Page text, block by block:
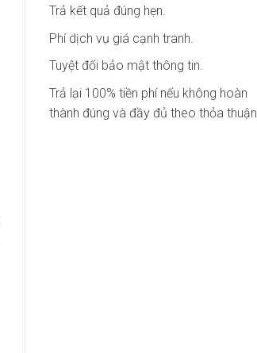
Trả kết quả đúng hẹn.
Phí dịch vụ giá cạnh tranh.
Tuyệt đối bảo mật thông tin.
Trả lại 100% tiền phí nếu không hoàn
thành đúng và đầy đủ theo thỏa thuận.